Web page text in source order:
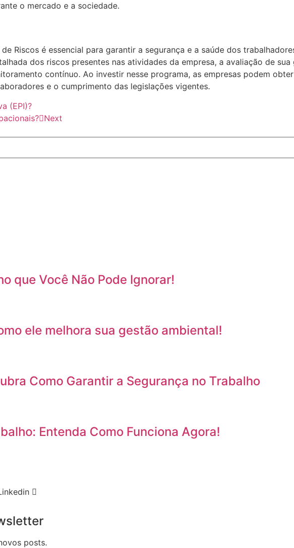
o mercado e a sociedade.
Riscos é essencial para garantir a segurança e a saúde dos
dos riscos presentes nas atividades da empresa, a avaliação de
contínuo. Ao investir nesse programa, as empresas podem
e o cumprimento das legislações vigentes.
(EPI)?
Next
que Você Não Pode Ignorar!
ele melhora sua gestão ambiental!
Como Garantir a Segurança no Trabalho
Entenda Como Funciona Agora!
posts.